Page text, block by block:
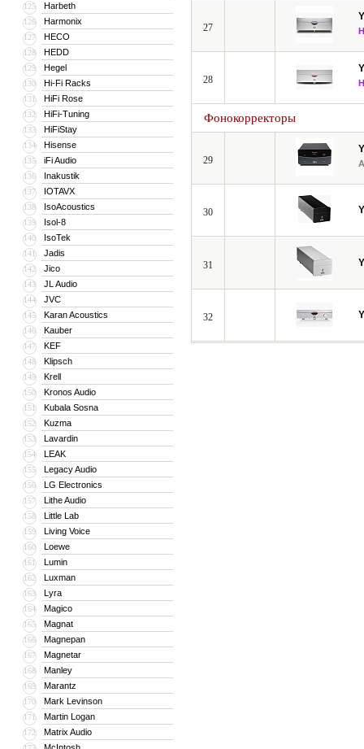
125 Harbeth
126 Harmonix
127 HECO
128 HEDD
129 Hegel
130 Hi-Fi Racks
131 HiFi Rose
132 HiFi-Tuning
133 HiFiStay
134 Hisense
135 iFi Audio
136 Inakustik
137 IOTAVX
138 IsoAcoustics
139 Isol-8
140 IsoTek
141 Jadis
142 Jico
143 JL Audio
144 JVC
145 Karan Acoustics
146 Kauber
147 KEF
148 Klipsch
149 Krell
150 Kronos Audio
151 Kubala Sosna
152 Kuzma
153 Lavardin
154 LEAK
155 Legacy Audio
156 LG Electronics
157 Lithe Audio
158 Little Lab
159 Living Voice
160 Loewe
161 Lumin
162 Luxman
163 Lyra
164 Magico
165 Magnat
166 Magnepan
167 Magnetar
168 Manley
169 Marantz
170 Mark Levinson
171 Martin Logan
172 Matrix Audio
27
28
Фонокорректоры
29
30
31
32